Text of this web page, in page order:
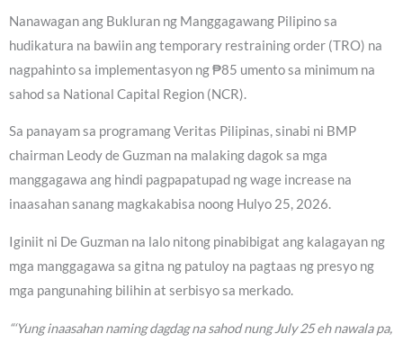
Nanawagan ang Bukluran ng Manggagawang Pilipino sa
hudikatura na bawiin ang temporary restraining order (TRO) na
nagpahinto sa implementasyon ng ₱85 umento sa minimum na
sahod sa National Capital Region (NCR).
Sa panayam sa programang Veritas Pilipinas, sinabi ni BMP
chairman Leody de Guzman na malaking dagok sa mga
manggagawa ang hindi pagpapatupad ng wage increase na
inaasahan sanang magkakabisa noong Hulyo 25, 2026.
Iginiit ni De Guzman na lalo nitong pinabibigat ang kalagayan ng
mga manggagawa sa gitna ng patuloy na pagtaas ng presyo ng
mga pangunahing bilihin at serbisyo sa merkado.
“‘Yung inaasahan naming dagdag na sahod nung July 25 eh nawala pa,